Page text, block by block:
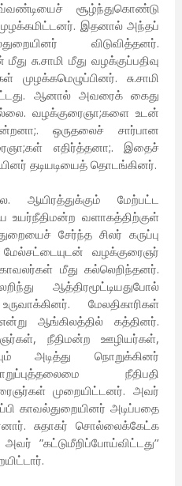
சூழ்ந்துகொண்டு
இதனால் அந்தப்
விடுவித்தனர்.
சு.சாமி மீது வழக்குப்பதிவு
முழக்கமெழுப்பினர். சு.சாமி
ஆனால் அவரைக் கைது
வழக்குரைஞா;களை உடன்
ஒருதலைச் சார்பான
எதிர்த்தனா;. இதைச்
தடியடியைத் தொடங்கினர்.
ஆயிரத்துக்கும் மேற்பட்ட
உயர்நீதிமன்ற வளாகத்திற்குள்
சேர்ந்த சிலர் கருப்பு
வழக்குரைஞர்
மீது கல்லெறிந்தனர்.
ஆத்திரமூட்டியதுபோல்
மேலதிகாரிகள்
என்று ஆங்கிலத்தில் கத்தினர்.
நீதிமன்ற ஊழியர்கள்,
அடித்து நொறுக்கினர்
நீதிபதி
முறையிட்டனர். அவர்
காவல்துறையினர் அடிப்பதை
சுதாகர் சொல்லைக்கேட்க
”கட்டுமீறிப்போய்விட்டது’’